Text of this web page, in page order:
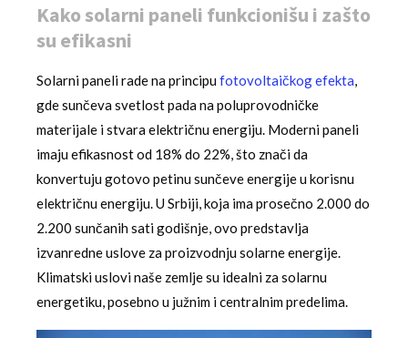
Kako solarni paneli funkcionišu i zašto
su efikasni
Solarni paneli rade na principufotovoltaičkog efekta,
gde sunčeva svetlost pada na poluprovodničke
materijale i stvara električnu energiju. Moderni paneli
imaju efikasnost od 18% do 22%, što znači da
konvertuju gotovo petinu sunčeve energije u korisnu
električnu energiju. U Srbiji, koja ima prosečno 2.000 do
2.200 sunčanih sati godišnje, ovo predstavlja
izvanredne uslove za proizvodnju solarne energije.
Klimatski uslovi naše zemlje su idealni za solarnu
energetiku, posebno u južnim i centralnim predelima.